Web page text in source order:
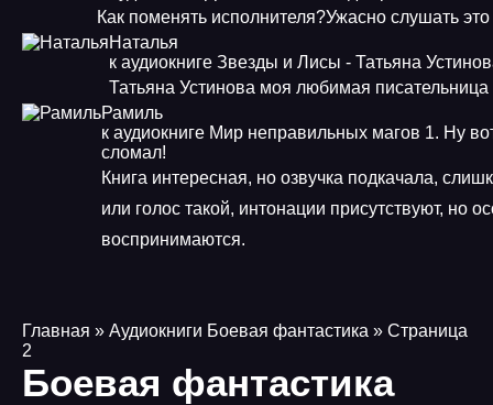
Как поменять исполнителя?Ужасно слушать
Наталья
к аудиокниге Звезды и Лисы - Татьяна
Татьяна Устинова моя любимая писательница
Рамиль
к аудиокниге Мир неправильных магов 1. Ну
сломал!
Книга интересная, но озвучка подкачала,
или голос такой, интонации присутствуют, но
воспринимаются.
Главная » Аудиокниги Боевая фантастика » Страница
2
Боевая фантастика